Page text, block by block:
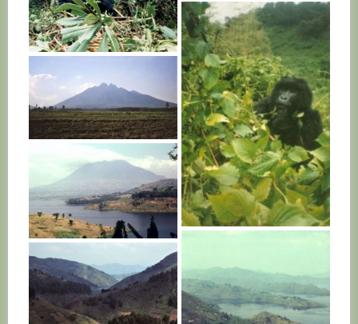
RWANDA
RWANDA
RWANDA